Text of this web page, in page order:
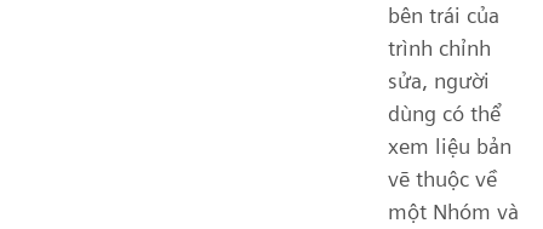
bên trái của
trình chỉnh
sửa, người
dùng có thể
xem liệu bản
vẽ thuộc về
một Nhóm và